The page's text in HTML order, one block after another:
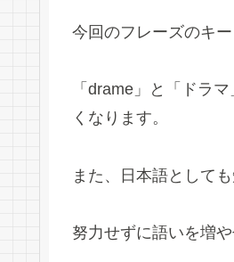
今回のフレーズのキ
「drame」と「ドラ
くなります。
また、日本語として
努力せずに語いを増